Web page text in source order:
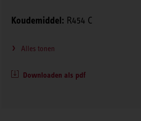
Koudemiddel: R454 C
Alles tonen
Downloaden als pdf